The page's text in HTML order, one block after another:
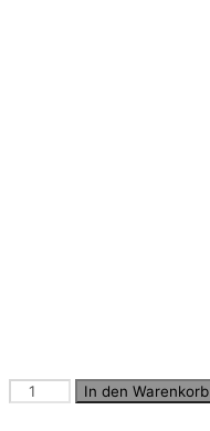
BoyfriendIn den Warenkorb